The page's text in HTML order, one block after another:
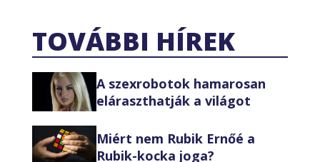
TOVÁBBI HÍREK
A szexrobotok hamarosan
eláraszthatják a világot
Miért nem Rubik Ernőé a
Rubik-kocka joga?